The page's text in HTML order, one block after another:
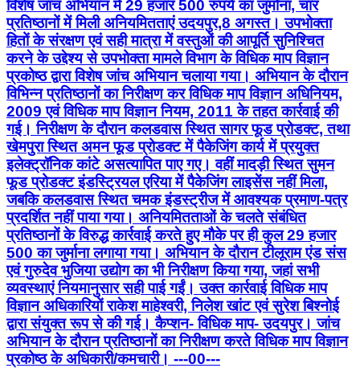
विशेष जांच अभियान में 29 हजार 500 रुपये का जुर्माना, चार
प्रतिष्ठानों में मिली अनियमितताएं उदयपुर,8 अगस्त। उपभोक्ता
हितों के संरक्षण एवं सही मात्रा में वस्तुओं की आपूर्ति सुनिश्चित
करने के उद्देश्य से उपभोक्ता मामले विभाग के विधिक माप विज्ञान
प्रकोष्ठ द्वारा विशेष जांच अभियान चलाया गया। अभियान के दौरान
विभिन्न प्रतिष्ठानों का निरीक्षण कर विधिक माप विज्ञान अधिनियम,
2009 एवं विधिक माप विज्ञान नियम, 2011 के तहत कार्रवाई की
गई। निरीक्षण के दौरान कलडवास स्थित सागर फूड प्रोडक्ट, तथा
खेमपुरा स्थित अमन फूड प्रोडक्ट में पैकेजिंग कार्य में प्रयुक्त
इलेक्ट्रॉनिक कांटे असत्यापित पाए गए। वहीं मादड़ी स्थित सुमन
फूड प्रोडक्ट इंडस्ट्रियल एरिया में पैकेजिंग लाइसेंस नहीं मिला,
जबकि कलडवास स्थित चमक इंडस्ट्रीज में आवश्यक प्रमाण-पत्र
प्रदर्शित नहीं पाया गया। अनियमितताओं के चलते संबंधित
प्रतिष्ठानों के विरुद्ध कार्रवाई करते हुए मौके पर ही कुल 29 हजार
500 का जुर्माना लगाया गया। अभियान के दौरान टीलूराम एंड संस
एवं गुरुदेव भुजिया उद्योग का भी निरीक्षण किया गया, जहां सभी
व्यवस्थाएं नियमानुसार सही पाई गईं। उक्त कार्रवाई विधिक माप
विज्ञान अधिकारियों राकेश माहेश्वरी, निलेश खांट एवं सुरेश बिश्नोई
द्वारा संयुक्त रूप से की गई। कैप्शन- विधिक माप- उदयपुर। जांच
अभियान के दौरान प्रतिष्ठानों का निरीक्षण करते विधिक माप विज्ञान
प्रकोष्ठ के अधिकारी/कमचारी। ---00---